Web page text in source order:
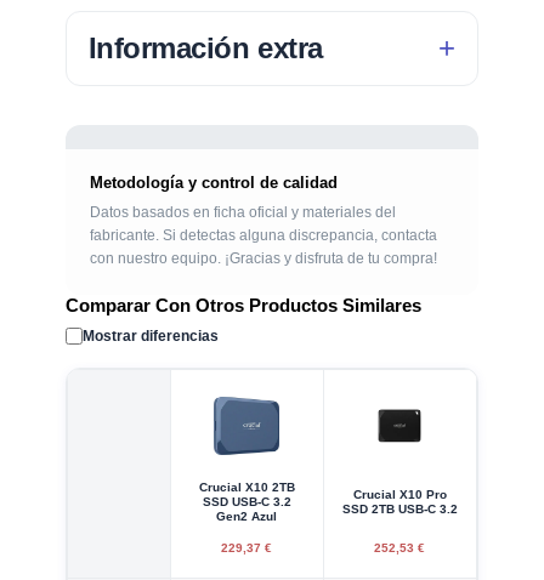
Información extra
Metodología y control de calidad
Datos basados en ficha oficial y materiales del
fabricante. Si detectas alguna discrepancia, contacta
con nuestro equipo. ¡Gracias y disfruta de tu compra!
Comparar Con Otros Productos Similares
Mostrar diferencias
Crucial X10 2TB
SSD USB-C 3.2
Gen2 Azul
229,37 €
Crucial X10 Pro
SSD 2TB USB-C 3.2
252,53 €